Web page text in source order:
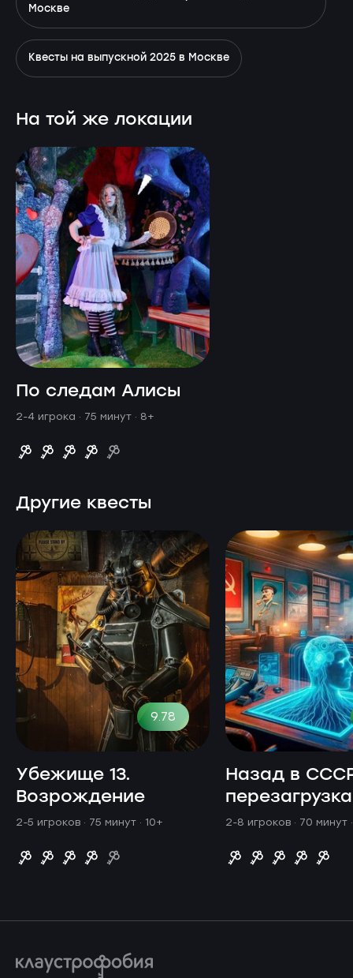
Москве
Квесты на выпускной 2025 в Москве
На той же локации
По следам Алисы
2-4 игрока · 75 минут · 8+
Другие квесты
9.78
Убежище 13.
Возрождение
2-5 игроков · 75 минут · 10+
Назад в
перезагрузка
2-8 игроков · 70 минут